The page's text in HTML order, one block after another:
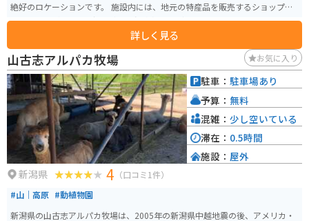
絶好のロケーションです。 施設内には、地元の特産品を販売するショップや
レストランがあり、野沢菜漬けや温泉饅頭など、お土産探しに最適です。ま
た、観光案内所では、周辺の観光スポットやイベント情報なども入手できま
す。 バイクで訪れる場合、道の駅には広々とした駐車場が完備されているの
で安心です。周辺には、志賀高原や戸隠など、ツーリングに最適なスポットも
点在しています。野沢温泉街の石畳の道は滑りやすいので注意が必要です。
野沢温泉は、外湯と呼ばれる共同浴場が13ヶ所あり、温泉街を散策しながら
楽しむことができます。タオルや石鹸を持参するか、現地で購入すると良い
でしょう。 冬はスキーやスノーボード、夏は避暑地として賑わう野沢温泉。
道の駅 野沢温泉は、観光の拠点として最適な場所です。
詳しく見る
山古志アルパカ牧場 お気に入り
新潟県 4 （口コミ1件）
#山｜高原 #動植物園
新潟県の山古志アルパカ牧場は、2005年の新潟県中越地震の後、アメリカ・
駐車： 駐車場あり
予算： 無料
混雑： 少し空いている
滞在： 0.5時間
施設： 屋外